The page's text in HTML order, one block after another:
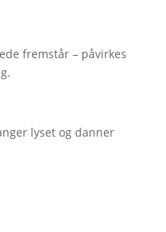
fremstår – påvirkes
lyset og danner